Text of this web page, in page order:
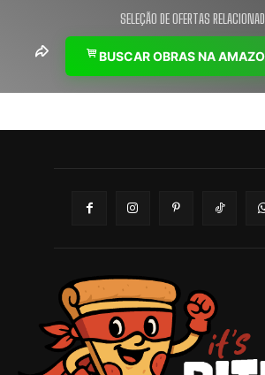
SELEÇÃO DE OFERTAS
BUSCAR OBRAS NA